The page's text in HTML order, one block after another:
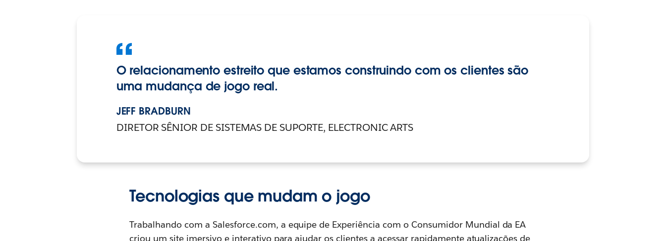
O relacionamento estreito que estamos construindo com os clientes são
uma mudança de jogo real.
JEFF BRADBURN
DIRETOR SÊNIOR DE SISTEMAS DE SUPORTE, ELECTRONIC ARTS
Tecnologias que mudam o jogo
Trabalhando com a Salesforce.com, a equipe de Experiência com o Consumidor Mundial da EA
criou um site imersivo e interativo para ajudar os clientes a acessar rapidamente atualizações de